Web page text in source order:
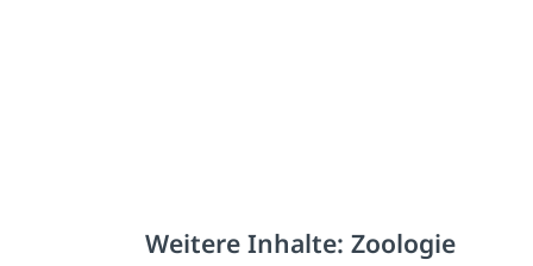
Weitere Inhalte: Zoologie